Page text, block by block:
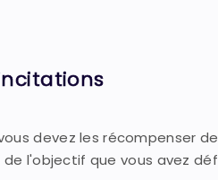
devez les récompenser
l'objectif que vous avez